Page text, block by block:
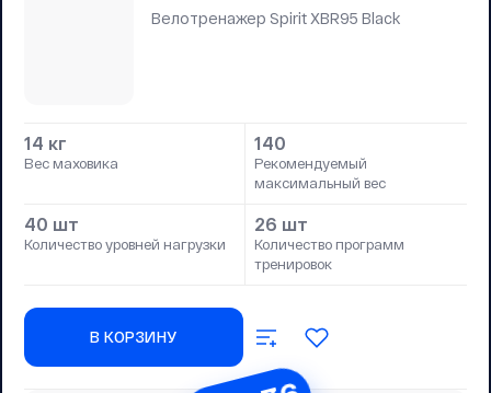
Велотренажер Spirit XBR95 Black
14 кг
Вес маховика
140
Рекомендуемый
максимальный вес
40 шт
Количество уровней нагрузки
26 шт
Количество программ
тренировок
В КОРЗИНУ